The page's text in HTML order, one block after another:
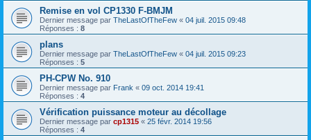
Remise en vol CP1330 F-BMJM
Dernier message par TheLastOfTheFew « 04 juil. 2015 09:48
Réponses : 8
plans
Dernier message par TheLastOfTheFew « 04 juil. 2015 09:23
Réponses : 5
PH-CPW No. 910
Dernier message par Frank « 09 oct. 2014 19:41
Réponses : 4
Vérification puissance moteur au décollage
Dernier message par cp1315 « 25 févr. 2014 19:56
Réponses : 4